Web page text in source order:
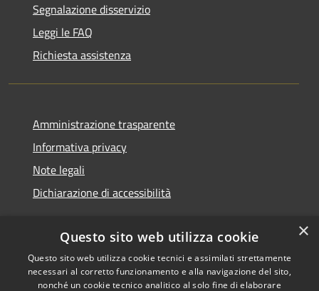
Segnalazione disservizio
Leggi le FAQ
Richiesta assistenza
Amministrazione trasparente
Informativa privacy
Note legali
Dichiarazione di accessibilità
RSS
Accessibilità
Copyright © 2026 • Comune di
Monserrato • Powered by
×
Questo sito web utilizza cookie
Questo sito web utilizza cookie tecnici e assimilati strettamente
necessari al corretto funzionamento e alla navigazione del sito,
nonché un cookie tecnico analitico al solo fine di elaborare